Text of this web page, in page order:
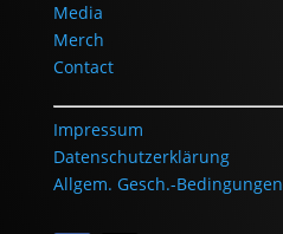
Media
Merch
Contact
Impressum
Datenschutzerklärung
Allgem. Gesch.-Bedingungen